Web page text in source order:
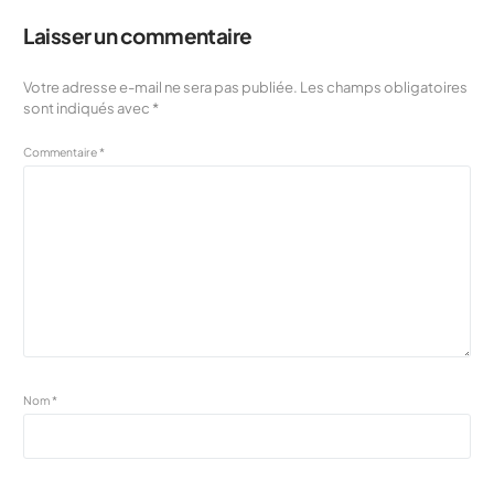
Laisser un commentaire
Votre adresse e-mail ne sera pas publiée. Les champs obligatoires
sont indiqués avec *
Commentaire*
Nom*